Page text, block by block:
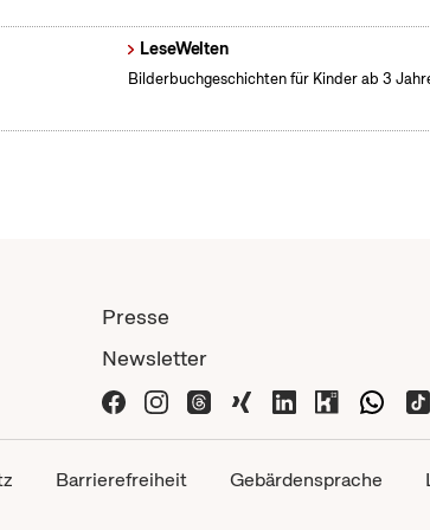
LeseWelten
Bilderbuchgeschichten für Kinder ab 3
Presse
Newsletter
Barrierefreiheit Gebärdensprache